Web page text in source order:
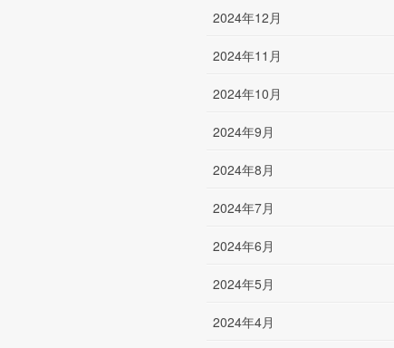
2024年12月
2024年11月
2024年10月
2024年9月
2024年8月
2024年7月
2024年6月
2024年5月
2024年4月